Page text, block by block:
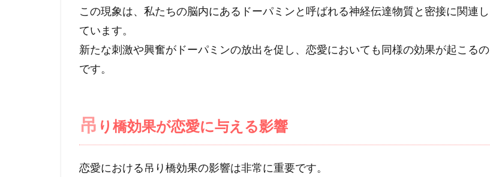
この現象は、私たちの脳内にあるドーパミンと呼ばれる神経伝達物質と密接に関連し
ています。
新たな刺激や興奮がドーパミンの放出を促し、恋愛においても同様の効果が起こるの
です。
吊 り橋効果が恋愛に与える影響
恋愛における吊り橋効果の影響は非常に重要です。